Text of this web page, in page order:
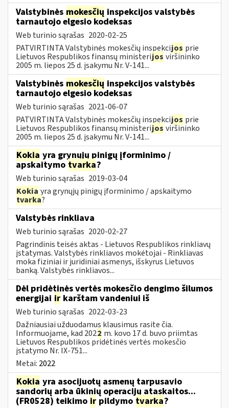
Valstybinės mokesčių inspekcijos valstybės
tarnautojo elgesio kodeksas
Web turinio sąrašas 2020-02-25
PATVIRTINTA Valstybinės mokesčių inspekcijos prie
Lietuvos Respublikos finansų ministerijos viršininko
2005 m. liepos 25 d. įsakymu Nr. V-141...
Valstybinės mokesčių inspekcijos valstybės
tarnautojo elgesio kodeksas
Web turinio sąrašas 2021-06-07
PATVIRTINTA Valstybinės mokesčių inspekcijos prie
Lietuvos Respublikos finansų ministerijos viršininko
2005 m. liepos 25 d. įsakymu Nr. V-141...
Kokia yra grynųjų pinigų įforminimo /
apskaitymo tvarka?
Web turinio sąrašas 2019-03-04
Kokia yra grynųjų pinigų įforminimo / apskaitymo
tvarka?
Valstybės rinkliava
Web turinio sąrašas 2020-02-27
Pagrindinis teisės aktas - Lietuvos Respublikos rinkliavų
įstatymas. Valstybės rinkliavos mokėtojai - Rinkliavas
moka fiziniai ir juridiniai asmenys, išskyrus Lietuvos
banką. Valstybės rinkliavos...
Dėl pridėtinės vertės mokesčio dengimo šilumos
energijai ir karštam vandeniui iš
Web turinio sąrašas 2022-03-23
Dažniausiai užduodamus klausimus rasite čia.
Informuojame, kad 2022 m. kovo 17 d. buvo priimtas
Lietuvos Respublikos pridėtinės vertės mokesčio
įstatymo Nr. IX-751...
Metai: 2022
Kokia yra asocijuotų asmenų tarpusavio
sandorių arba ūkinių operacijų ataskaitos...
(FR0528) teikimo ir pildymo tvarka?